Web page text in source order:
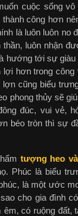
cuộc sống
công hơn
là luôn luôn no
luôn nhận
hướng tới sự
lợi hơn trong công
lợn cũng biểu
phong thủy sẽ
đúc, vui vẻ,
béo tròn thì sự
tượng heo
Phúc là biểu
là một ước
cho gia đình
êm, có ruộng đất,